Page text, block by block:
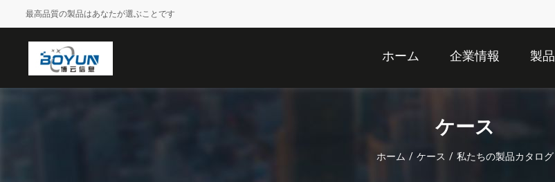
最高品質の製品はあなたが選ぶことです
ホーム 企業情報 製品
ケース
ホーム / ケース / 私たちの製品カタログ